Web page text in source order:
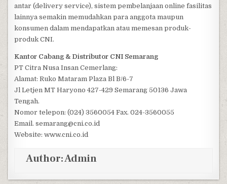
antar (delivery service), sistem pembelanjaan online fasilitas
lainnya semakin memudahkan para anggota maupun
konsumen dalam mendapatkan atau memesan produk-
produk CNI.
Kantor Cabang & Distributor CNI Semarang
PT Citra Nusa Insan Cemerlang:
Alamat: Ruko Mataram Plaza Bl B/6-7
Jl Letjen MT Haryono 427-429 Semarang 50136 Jawa
Tengah.
Nomor telepon: (024) 3560054 Fax. 024-3560055
Email. semarang@cni.co.id
Website: www.cni.co.id
Author:Admin